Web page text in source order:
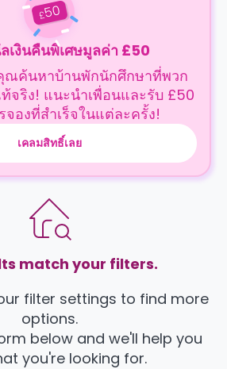
£50
เงินคืนพิเศษมูลค่า £50
ณค้นหาบ้านพักนักศึกษาที่พวก
จริง! แนะนำเพื่อนและรับ £50
จองที่สำเร็จในแต่ละครั้ง!
เคลมสิทธิ์เลย
match your filters.
filter settings to find more
options.
below and we'll help you
you're looking for.